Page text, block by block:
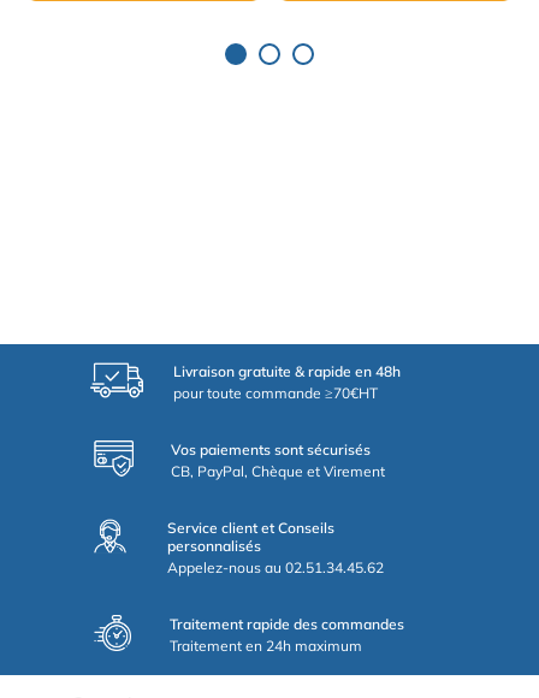
Livraison gratuite & rapide en 48h
pour toute commande ≥70€HT
Vos paiements sont sécurisés
CB, PayPal, Chèque et Virement
Service client et Conseils
personnalisés
Appelez-nous au 02.51.34.45.62
Traitement rapide des commandes
Traitement en 24h maximum